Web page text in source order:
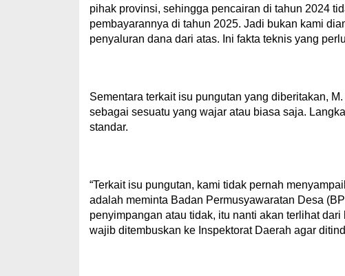
pihak provinsi, sehingga pencairan di tahun 2024
pembayarannya di tahun 2025. Jadi bukan kami
penyaluran dana dari atas. Ini fakta teknis yang
Sementara terkait isu pungutan yang diberitakan,
sebagai sesuatu yang wajar atau biasa saja.
standar.
“Terkait isu pungutan, kami tidak pernah
adalah meminta Badan Permusyawaratan Desa
penyimpangan atau tidak, itu nanti akan terlihat
wajib ditembuskan ke Inspektorat Daerah agar